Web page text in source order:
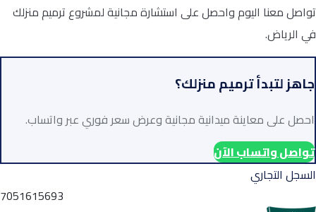
تواصل معنا اليوم واحصل على استشارة مجانية لمشروع ترميم منزلك
في الرياض.
جاهز لتبدأ ترميم منزلك؟
احصل على معاينة ميدانية مجانية وعرض سعر فوري عبر واتساب.
تواصل واتساب الآن
السجل التجاري
7051615693